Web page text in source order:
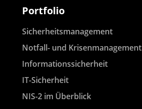
Portfolio
Sicherheitsmanagement
Notfall- und Krisenmanagement
Informationssicherheit
IT-Sicherheit
NIS-2 im Überblick